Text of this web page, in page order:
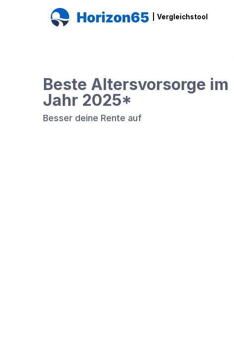
Vergleichstool
Beste Altersvorsorge im
Jahr 2025*
Besser deine Rente auf